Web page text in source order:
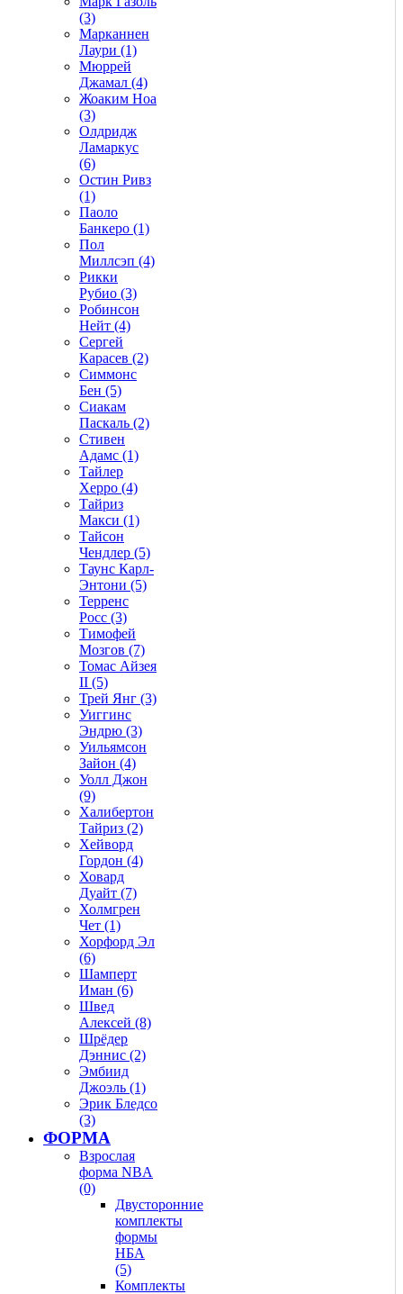
(3)
Марканнен
Лаури (1)
Мюррей
Джамал (4)
Жоаким Ноа
(3)
Олдридж
Ламаркус
(6)
Остин Ривз
(1)
Паоло
Банкеро (1)
Пол
Миллсэп (4)
Рикки
Рубио (3)
Робинсон
Нейт (4)
Сергей
Карасев (2)
Симмонс
Бен (5)
Сиакам
Паскаль (2)
Стивен
Адамс (1)
Тайлер
Херро (4)
Тайриз
Макси (1)
Тайсон
Чендлер (5)
Таунс Карл-
Энтони (5)
Терренс
Росс (3)
Тимофей
Мозгов (7)
Томас Айзея
II (5)
Трей Янг (3)
Уиггинс
Эндрю (3)
Уильямсон
Зайон (4)
Уолл Джон
(9)
Халибертон
Тайриз (2)
Хейворд
Гордон (4)
Ховард
Дуайт (7)
Холмгрен
Чет (1)
Хорфорд Эл
(6)
Шамперт
Иман (6)
Швед
Алексей (8)
Шрёдер
Дэннис (2)
Эмбиид
Джоэль (1)
Эрик Бледсо
(3)
ФОРМА
Взрослая
форма NBA
(0)
Двусторонние
комплекты
формы
НБА
(5)
Комплекты